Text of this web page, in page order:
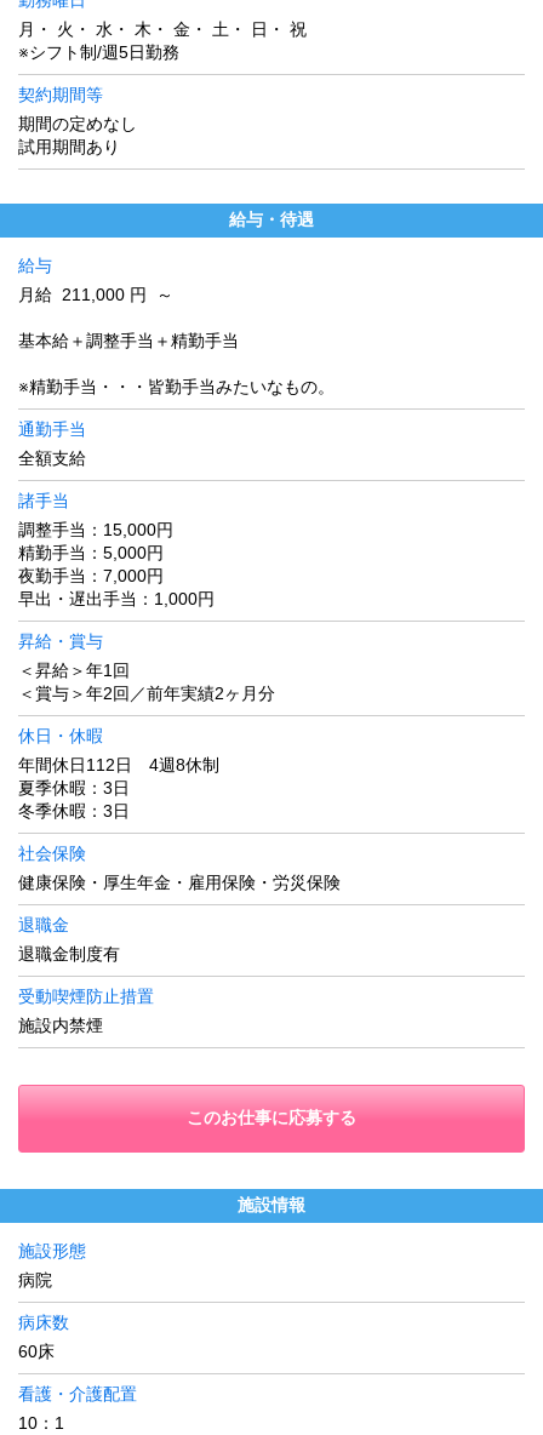
月・ 火・ 水・ 木・ 金・ 土・ 日・ 祝
※シフト制/週5日勤務
契約期間等
期間の定めなし
試用期間あり
給与・待遇
給与
月給 211,000 円 ～
基本給＋調整手当＋精勤手当
※精勤手当・・・皆勤手当みたいなもの。
通勤手当
全額支給
諸手当
調整手当：15,000円
精勤手当：5,000円
夜勤手当：7,000円
早出・遅出手当：1,000円
昇給・賞与
＜昇給＞年1回
＜賞与＞年2回／前年実績2ヶ月分
休日・休暇
年間休日112日 4週8休制
夏季休暇：3日
冬季休暇：3日
社会保険
健康保険・厚生年金・雇用保険・労災保険
退職金
退職金制度有
受動喫煙防止措置
施設内禁煙
このお仕事に応募する
施設情報
施設形態
病院
病床数
60床
看護・介護配置
10：1